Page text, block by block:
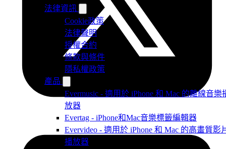
法律資訊
Cookie政策
法律聲明
授權合約
條款與條件
隱私權政策
產品
Evermusic - 適用於 iPhone 和 Mac 的離線音樂
放器
Evertag - iPhone和Mac音樂標籤編輯器
Evervideo - 適用於 iPhone 和 Mac 的高畫質影
播放器